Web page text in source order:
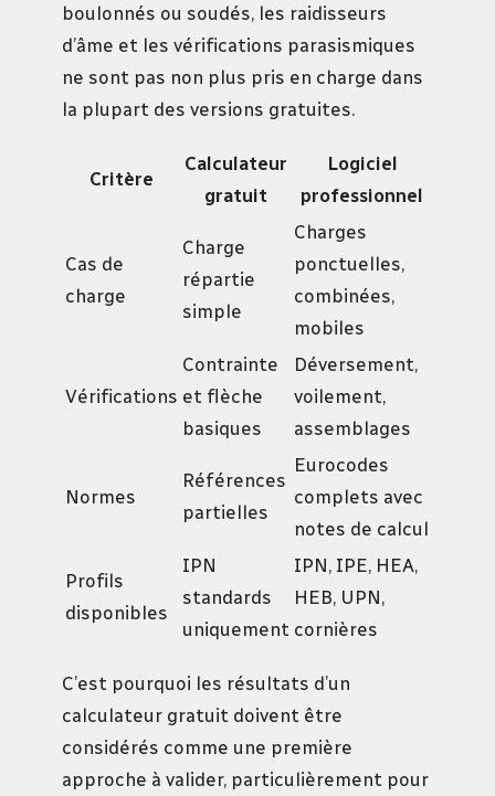
boulonnés ou soudés, les raidisseurs
d’âme et les vérifications parasismiques
ne sont pas non plus pris en charge dans
la plupart des versions gratuites.
Critère
Calculateur
gratuit
Logiciel
professionnel
Cas de
charge
Charge
répartie
simple
Charges
ponctuelles,
combinées,
mobiles
Vérifications
Contrainte
et flèche
basiques
Déversement,
voilement,
assemblages
Normes
Références
partielles
Eurocodes
complets avec
notes de calcul
Profils
disponibles
IPN
standards
uniquement
IPN, IPE, HEA,
HEB, UPN,
cornières
C’est pourquoi les résultats d’un
calculateur gratuit doivent être
considérés comme une première
approche à valider, particulièrement pour